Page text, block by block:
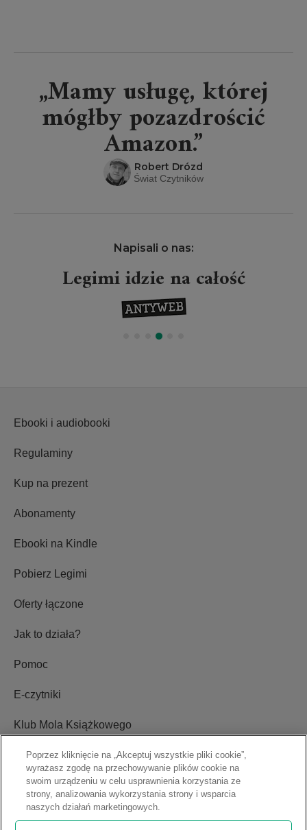
„Mamy usługę, której
mógłby pozazdrościć
Amazon.”
Robert Drózd
Świat Czytników
Napisali o nas:
Legimi idzie na całość
Ebooki i audiobooki
Regulaminy
Kup na prezent
Abonamenty
Ebooki na Kindle
Pobierz Legimi
Oferty łączone
Jak to działa?
Pomoc
E-czytniki
Klub Mola Książkowego
Ustawienia plików cookie
Blog
Relacje inwestorskie
Poprzez kliknięcie na „Akceptuj wszystkie pliki cookie”,
wyrażasz zgodę na przechowywanie plików cookie na
swoim urządzeniu w celu usprawnienia korzystania ze
strony, analizowania wykorzystania strony i wsparcia
naszych działań marketingowych.